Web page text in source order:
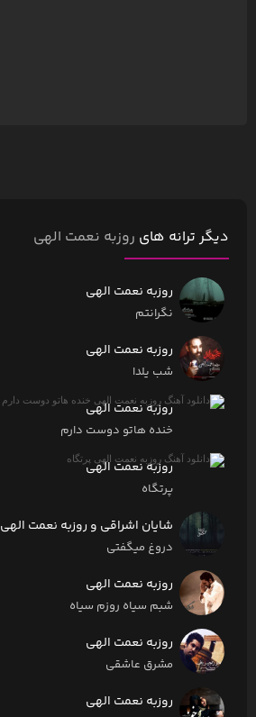
دیگر ترانه های روزبه نعمت الهی
روزبه نعمت الهی
نگرانتم
روزبه نعمت الهی
شب یلدا
روزبه نعمت الهی
خنده هاتو دوست دارم
روزبه نعمت الهی
پرتگاه
شایان اشراقی و روزبه نعمت الهی
دروغ میگفتی
روزبه نعمت الهی
شبم سیاه روزم سیاه
روزبه نعمت الهی
مشرق عاشقی
روزبه نعمت الهی